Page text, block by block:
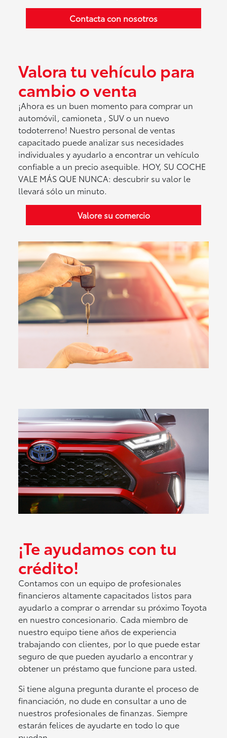
Contacta con nosotros
Valora tu vehículo para
cambio o venta
¡Ahora es un buen momento para comprar un
automóvil, camioneta , SUV o un nuevo
todoterreno! Nuestro personal de ventas
capacitado puede analizar sus necesidades
individuales y ayudarlo a encontrar un vehículo
confiable a un precio asequible. HOY, SU COCHE
VALE MÁS QUE NUNCA: descubrir su valor le
llevará sólo un minuto.
Valore su comercio
¡Te ayudamos con tu
crédito!
Contamos con un equipo de profesionales
financieros altamente capacitados listos para
ayudarlo a comprar o arrendar su próximo Toyota
en nuestro concesionario. Cada miembro de
nuestro equipo tiene años de experiencia
trabajando con clientes, por lo que puede estar
seguro de que pueden ayudarlo a encontrar y
obtener un préstamo que funcione para usted.
Si tiene alguna pregunta durante el proceso de
financiación, no dude en consultar a uno de
nuestros profesionales de finanzas. Siempre
estarán felices de ayudarte en todo lo que